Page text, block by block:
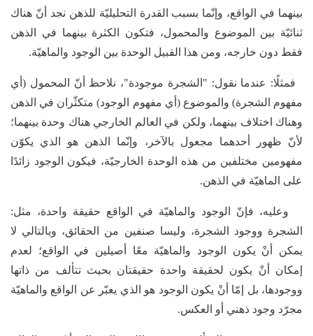
بينهما في الواقع، وإنّما بسبب القدرة التحليليّة للذهن نجد أنّ هناك
ثنائيّة بين الموضوع والمحمول، فتكون الكثرة بينهما في الذهن
فقط دون خارجه، ومن هذا القبيل الوحدة بين الوجود والماهيّة.
فمثلًا: عندما نقول: "الشجرة موجودة"، نلاحظ أنّ المحمول (أي
مفهوم الشجرة) والموضوع (أي مفهوم الوجود) متكثّران في الذهن
وهناك اختلاف بينهما، ولكن في العالم الخارجي هناك وحدة بينهما؛
لأنّ ظهور أحدهما مجعول بالآخر، وإنّما الذهن هو الذي يكوّن
مفهومين مختلفين من هذه الوحدة الخارجيّة، فيكون الوجود زائدًا
على الماهيّة في الذهن.
وعليه، فإنّ الوجود والماهيّة في الواقع حقيقة واحدة، مثل:
الشجرة ووجود الشجرة، وليسا صنفين من الحقائق، وبالتالي لا
يمكن أنْ يكون الوجود والماهيّة معًا أصيلين في الواقع؛ لعدم
إمكان أنْ يكون لحقيقة واحدة حقيقتان بحيث تتألف من ذاتها
ووجودها، بل إمّا أنْ يكون الوجود هو الذي يعبّر عن الواقع والماهيّة
مجرّد وجود ذهني أو العكس.